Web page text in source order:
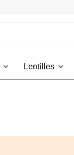
Lentilles